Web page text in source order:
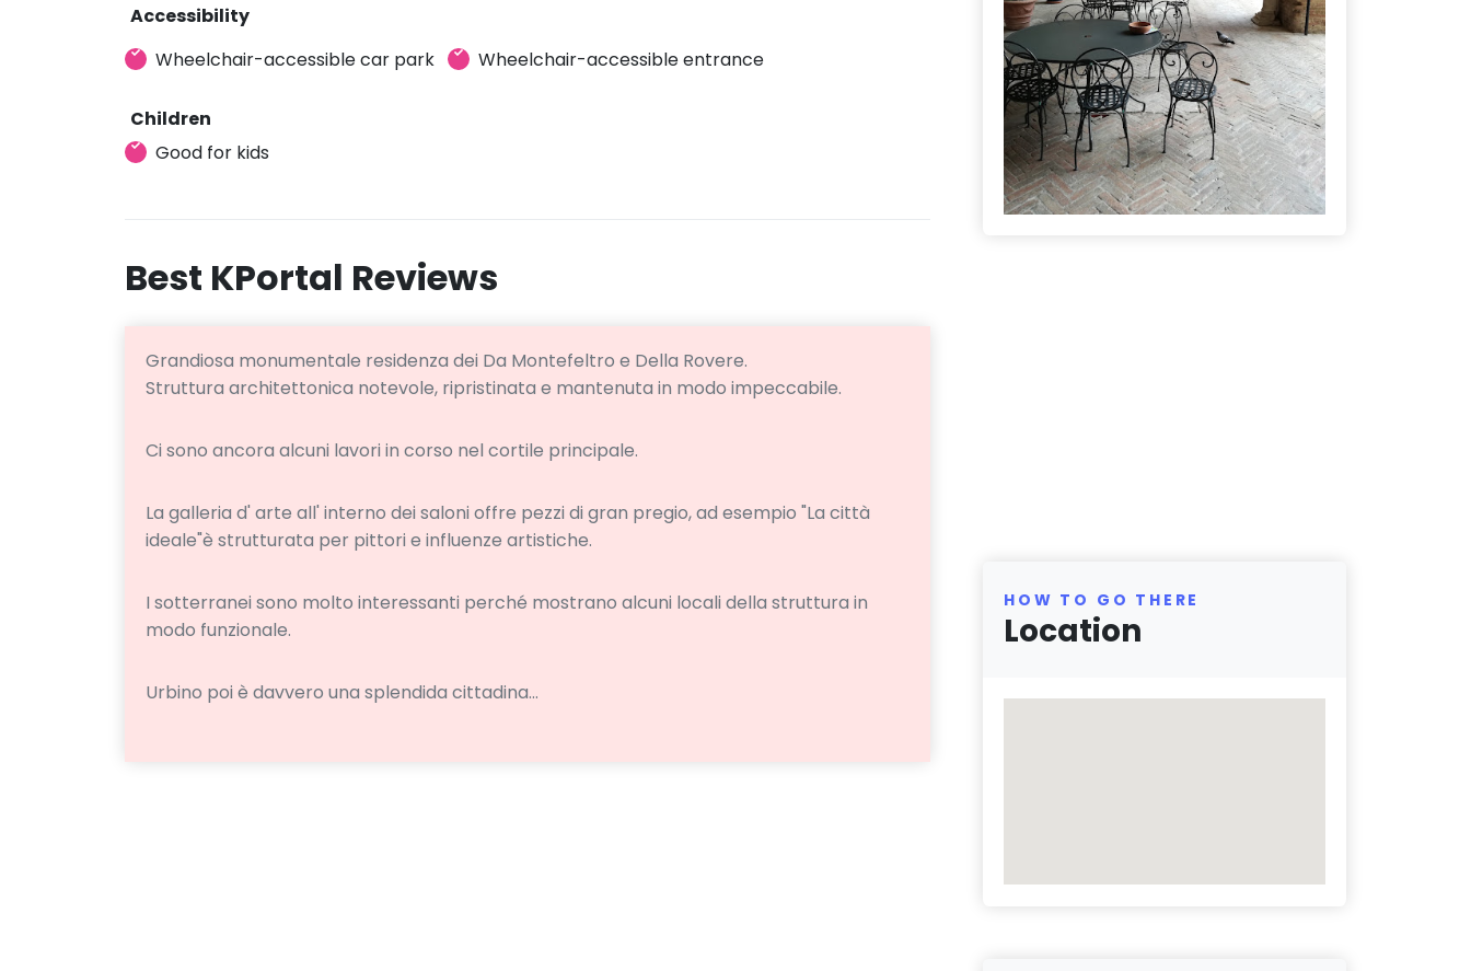
Accessibility
Wheelchair-accessible car park
Wheelchair-accessible entrance
Children
Good for kids
Best KPortal Reviews
Grandiosa monumentale residenza dei Da Montefeltro e Della Rovere.
Struttura architettonica notevole, ripristinata e mantenuta in modo impeccabile.
Ci sono ancora alcuni lavori in corso nel cortile principale.
La galleria d' arte all' interno dei saloni offre pezzi di gran pregio, ad esempio "La città
ideale"è strutturata per pittori e influenze artistiche.
I sotterranei sono molto interessanti perché mostrano alcuni locali della struttura in
modo funzionale.
Urbino poi è davvero una splendida cittadina...
HOW TO GO THERE
Location